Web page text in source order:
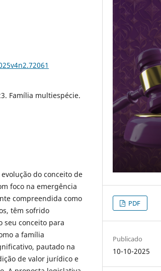
Família multiespécie.
do conceito de
foco na emergência
compreendida como
têm sofrido
seu conceito para
a família
pautado na
de valor jurídico e
PDF
Publicado
10-10-2025